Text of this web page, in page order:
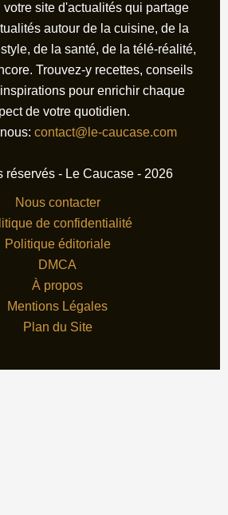
site d'actualités qui partage
autour de la cuisine, de la
de la santé, de la télé-réalité,
Trouvez-y recettes, conseils
pour enrichir chaque
de votre quotidien.
contact@le-caucase.com
réservés - Le Caucase - 2026
Nous contacter
de confidentialité
Politique éditoriale
DMCA
À propos
Mentions Légales
Plan du Site